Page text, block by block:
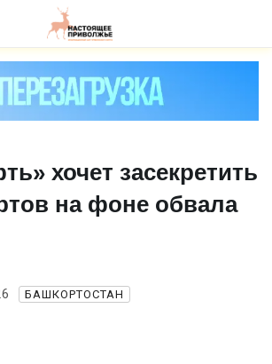
хочет засекретить
на фоне обвала
БАШКОРТОСТАН